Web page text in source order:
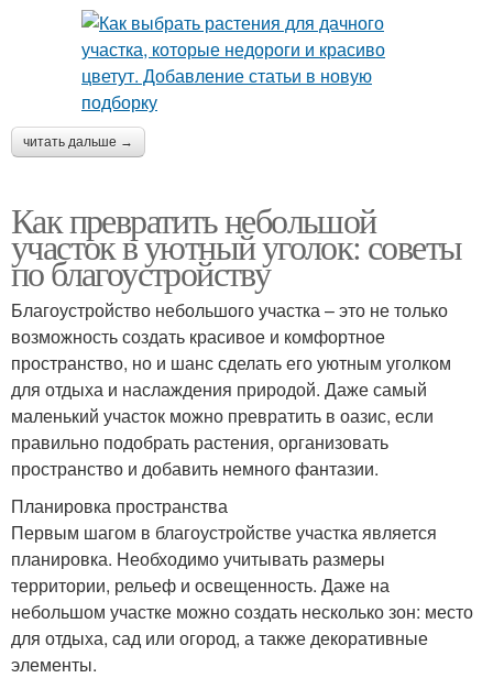
читать дальше →
Как превратить небольшой
участок в уютный уголок: советы
по благоустройству
Благоустройство небольшого участка – это не только
возможность создать красивое и комфортное
пространство, но и шанс сделать его уютным уголком
для отдыха и наслаждения природой. Даже самый
маленький участок можно превратить в оазис, если
правильно подобрать растения, организовать
пространство и добавить немного фантазии.
Планировка пространства
Первым шагом в благоустройстве участка является
планировка. Необходимо учитывать размеры
территории, рельеф и освещенность. Даже на
небольшом участке можно создать несколько зон: место
для отдыха, сад или огород, а также декоративные
элементы.